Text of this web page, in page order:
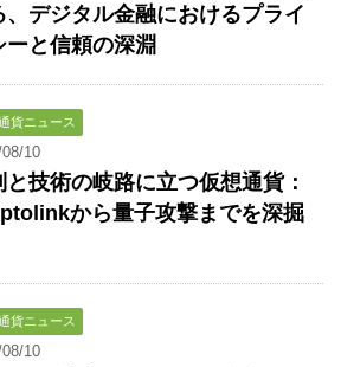
、デジタル金融におけるプライ
ーと信頼の深淵
貨ニュース
10
と技術の岐路に立つ仮想通貨：
から量子攻撃までを深掘
貨ニュース
10